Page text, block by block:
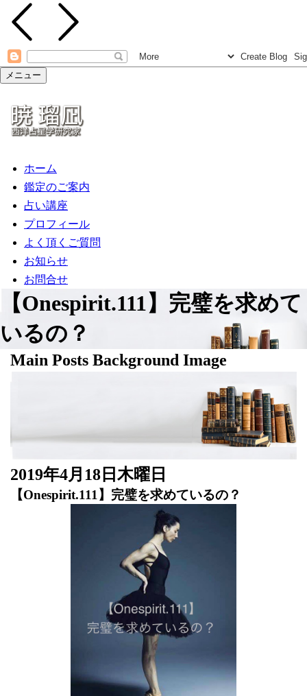
メニュー
ホーム
鑑定のご案内
占い講座
プロフィール
よく頂くご質問
お知らせ
お問合せ
【Onespirit.111】完璧を求めて
いるの？
Main Posts Background Image
2019年4月18日木曜日
【Onespirit.111】完璧を求めているの？